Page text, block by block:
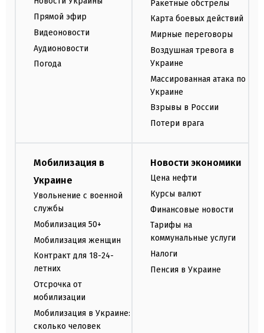
Прямой эфир
Видеоновости
Аудионовости
Погода
Ракетные обстрелы
Карта боевых действий
Мирные переговоры
Воздушная тревога в
Украине
Массированная атака по
Украине
Взрывы в России
Потери врага
Мобилизация в
Украине
Увольнение с военной
службы
Мобилизация 50+
Мобилизация женщин
Контракт для 18-24-
летних
Отсрочка от
мобилизации
Мобилизация в Украине:
сколько человек
Новости экономики
Цена нефти
Курсы валют
Финансовые новости
Тарифы на
коммунальные услуги
Налоги
Пенсия в Украине